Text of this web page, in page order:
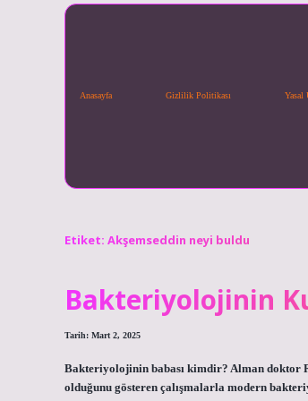
Anasayfa Gizlilik Politikası Yasal
Etiket: Akşemseddin neyi buldu
Bakteriyolojinin
Tarih: Mart 2, 2025
Bakteriyolojinin babası kimdir? Alman doktor
olduğunu gösteren çalışmalarla modern